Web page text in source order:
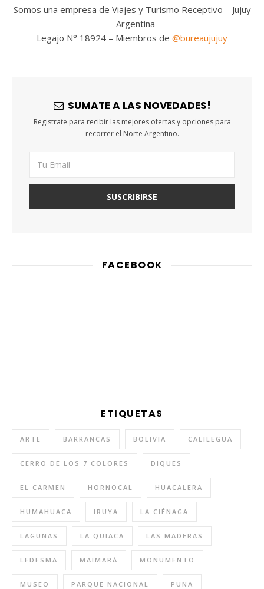
Somos una empresa de Viajes y Turismo Receptivo – Jujuy
– Argentina
Legajo N° 18924 – Miembros de @bureaujujuy
SUMATE A LAS NOVEDADES!
Registrate para recibir las mejores ofertas y opciones para
recorrer el Norte Argentino.
FACEBOOK
ETIQUETAS
ARTE BARRANCAS BOLIVIA CALILEGUA
CERRO DE LOS 7 COLORES DIQUES
EL CARMEN HORNOCAL HUACALERA
HUMAHUACA IRUYA LA CIÉNAGA
LAGUNAS LA QUIACA LAS MADERAS
LEDESMA MAIMARÁ MONUMENTO
MUSEO PARQUE NACIONAL PUNA